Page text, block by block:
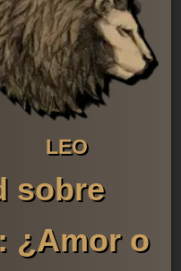
LEO
sobre
¿Amor o